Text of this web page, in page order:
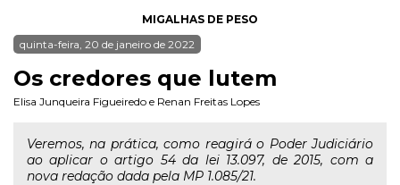
MIGALHAS DE PESO
quinta-feira, 20 de janeiro de 2022
Os credores que lutem
Elisa Junqueira Figueiredo e Renan Freitas Lopes
Veremos, na prática, como reagirá o Poder Judiciário
ao aplicar o artigo 54 da lei 13.097, de 2015, com a
nova redação dada pela MP 1.085/21.